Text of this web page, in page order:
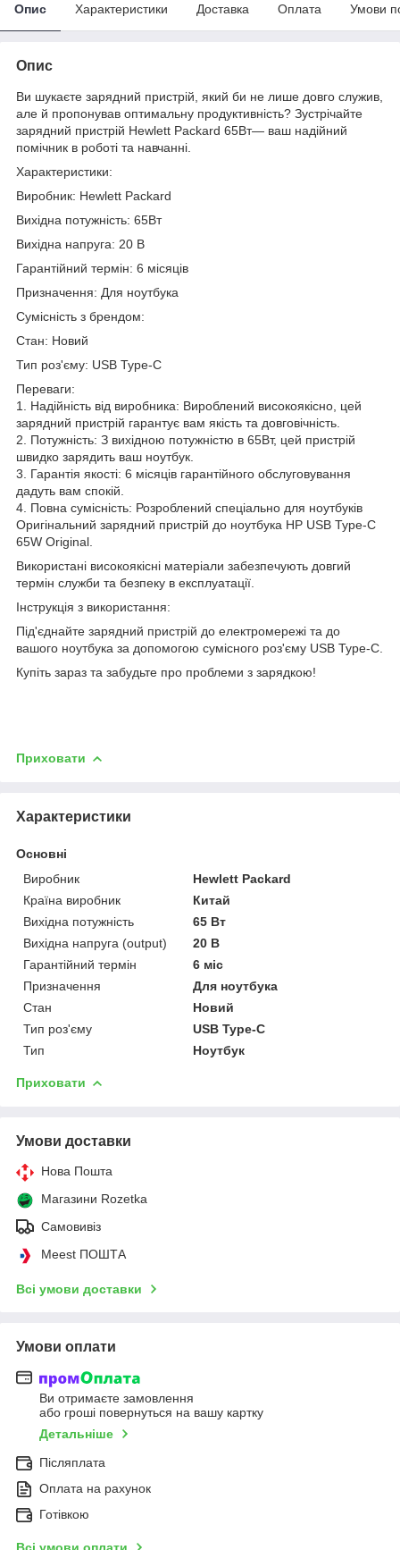
Опис Характеристики Доставка Оплата Умови
Опис
Ви шукаєте зарядний пристрій, який би не лише довго служив,
але й пропонував оптимальну продуктивність? Зустрічайте
зарядний пристрій Hewlett Packard 65Вт— ваш надійний
помічник в роботі та навчанні.
Характеристики:
Виробник: Hewlett Packard
Вихідна потужність: 65Вт
Вихідна напруга: 20 В
Гарантійний термін: 6 місяців
Призначення: Для ноутбука
Сумісність з брендом:
Стан: Новий
Тип роз'єму: USB Type-C
Переваги:
1. Надійність від виробника: Вироблений високоякісно, цей
зарядний пристрій гарантує вам якість та довговічність.
2. Потужність: З вихідною потужністю в 65Вт, цей пристрій
швидко зарядить ваш ноутбук.
3. Гарантія якості: 6 місяців гарантійного обслуговування
дадуть вам спокій.
4. Повна сумісність: Розроблений спеціально для ноутбуків
Оригінальний зарядний пристрій до ноутбука HP USB Type-C
65W Original.
Використані високоякісні матеріали забезпечують довгий
термін служби та безпеку в експлуатації.
Інструкція з використання:
Під'єднайте зарядний пристрій до електромережі та до
вашого ноутбука за допомогою сумісного роз'єму USB Type-C.
Купіть зараз та забудьте про проблеми з зарядкою!
Приховати
Характеристики
Основні
Виробник
Hewlett Packard
Країна виробник
Китай
Вихідна потужність
65 Вт
Вихідна напруга (output)
20 В
Гарантійний термін
6 міс
Призначення
Для ноутбука
Стан
Новий
Тип роз'єму
USB Type-C
Тип
Ноутбук
Приховати
Умови доставки
Нова Пошта
Магазини Rozetka
Самовивіз
Meest ПОШТА
Всі умови доставки
Умови оплати
Ви отримаєте замовлення
або гроші повернуться на вашу картку
Детальніше
Післяплата
Оплата на рахунок
Готівкою